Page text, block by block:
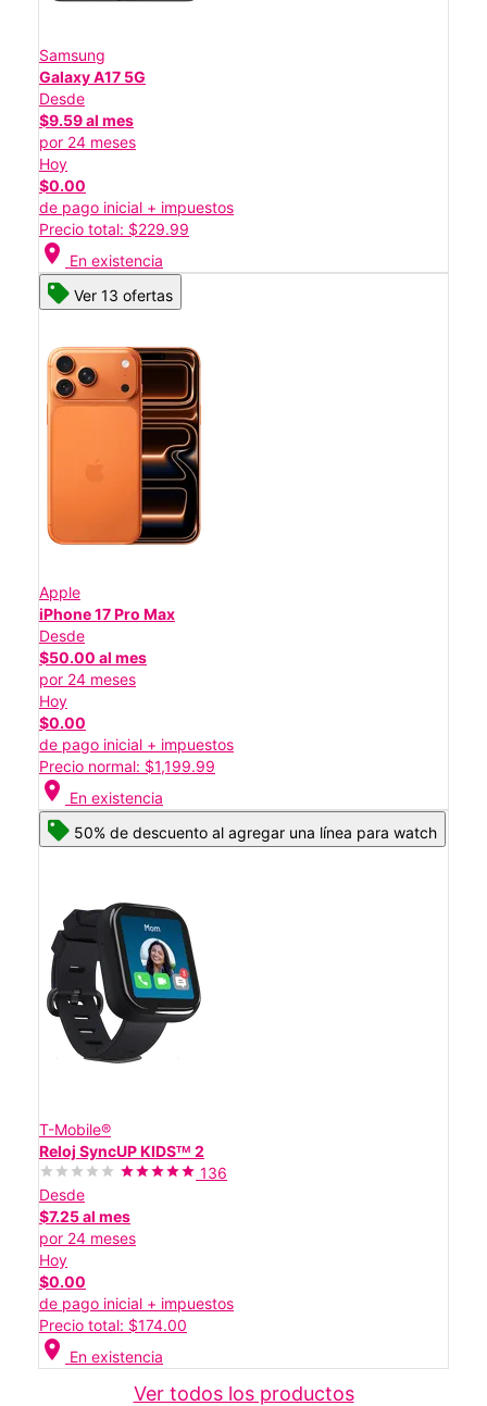
Samsung
Galaxy A17 5G
Desde
$9.59 al mes
por 24 meses
Hoy
$0.00
de pago inicial + impuestos
Precio total: $229.99
location_on En existencia
Ver 13 ofertas
Apple
iPhone 17 Pro Max
Desde
$50.00 al mes
por 24 meses
Hoy
$0.00
de pago inicial + impuestos
Precio normal: $1,199.99
location_on En existencia
50% de descuento al agregar una línea para watch
T-Mobile®
Reloj SyncUP KIDSᵀᴹ 2
136
Desde
$7.25 al mes
por 24 meses
Hoy
$0.00
de pago inicial + impuestos
Precio total: $174.00
location_on En existencia
Ver todos los productos